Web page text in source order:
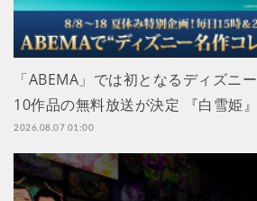
「ABEMA」では初となるディズニ
10作品の無料放送が決定 『白雪姫
2026.08.07 01:00